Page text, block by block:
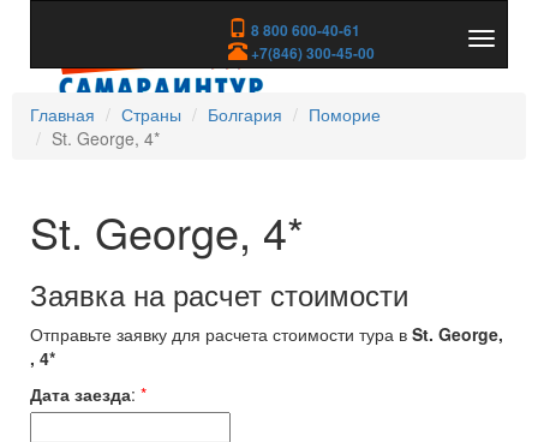
8 800 600-40-61
+7(846) 300-45-00
скрыть
Главная
Страны Болгария
Поморие
St. George, 4*
St. George, 4*
Заявка на расчет стоимости
Отправьте заявку для расчета стоимости тура в St. George,
, 4*
Дата заезда: *